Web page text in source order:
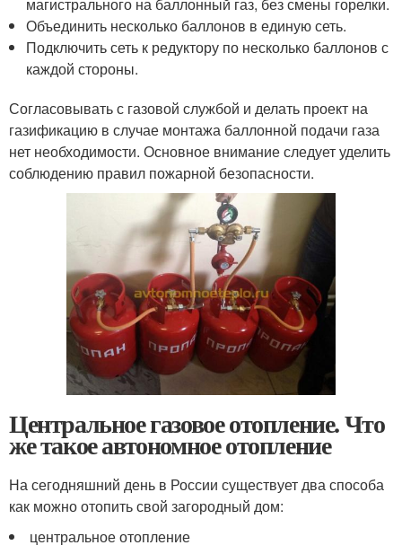
магистрального на баллонный газ, без смены горелки.
Объединить несколько баллонов в единую сеть.
Подключить сеть к редуктору по несколько баллонов с
каждой стороны.
Согласовывать с газовой службой и делать проект на
газификацию в случае монтажа баллонной подачи газа
нет необходимости. Основное внимание следует уделить
соблюдению правил пожарной безопасности.
Центральное газовое отопление. Что
же такое автономное отопление
На сегодняшний день в России существует два способа
как можно отопить свой загородный дом:
центральное отопление